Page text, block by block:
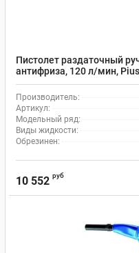
Пистолет раздаточный
антифриза, 120 л/мин,
Производитель:
Артикул:
Модельный ряд:
Виды жидкости:
Обрезинен:
10 552 руб